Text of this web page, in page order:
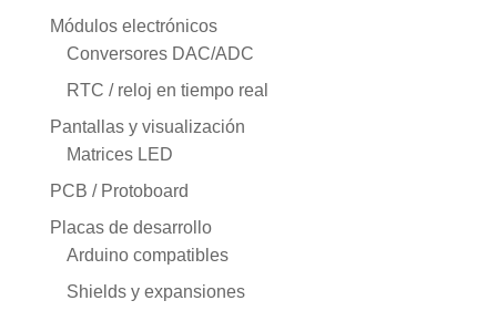
Módulos electrónicos
Conversores DAC/ADC
RTC / reloj en tiempo real
Pantallas y visualización
Matrices LED
PCB / Protoboard
Placas de desarrollo
Arduino compatibles
Shields y expansiones